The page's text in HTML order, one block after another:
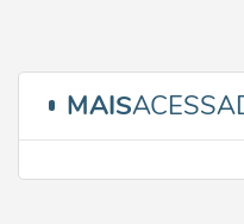
MAIS